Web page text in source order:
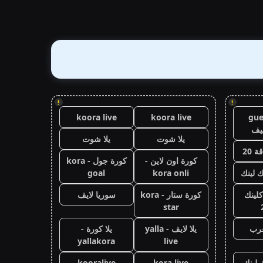
!
20
لينك
!
koora live
koora live
يلا شوت
يلا شوت
كورة اون لاين -
kora onli
كورة جول - kora
goal
كورة ستار - kora
star
سوريا لايف
يلا لايف - yalla
live
يلا كورة -
yallakora